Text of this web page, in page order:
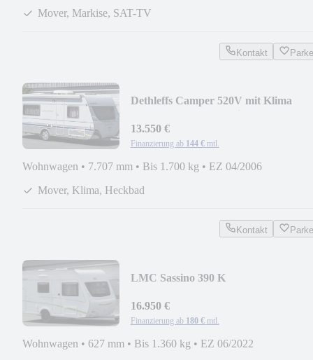
Mover, Markise, SAT-TV
Kontakt
Dethleffs Camper 520V mit Klima
13.550 €
Finanzierung ab 144 € mtl.
Wohnwagen • 7.707 mm • Bis 1.700 kg • EZ 04/2006
Mover, Klima, Heckbad
Kontakt
LMC Sassino 390 K
16.950 €
Finanzierung ab 180 € mtl.
Wohnwagen • 627 mm • Bis 1.360 kg • EZ 06/2022